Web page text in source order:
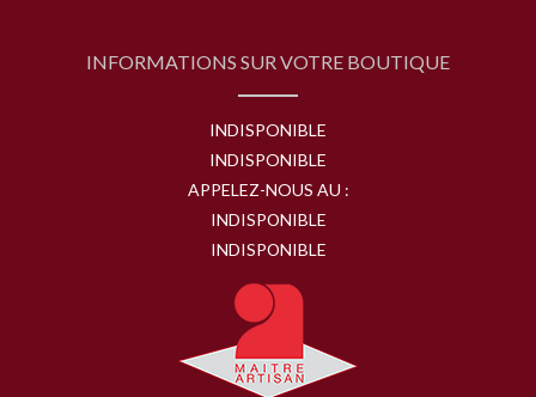
INFORMATIONS SUR VOTRE BOUTIQUE
INDISPONIBLE
INDISPONIBLE
APPELEZ-NOUS AU :
INDISPONIBLE
INDISPONIBLE